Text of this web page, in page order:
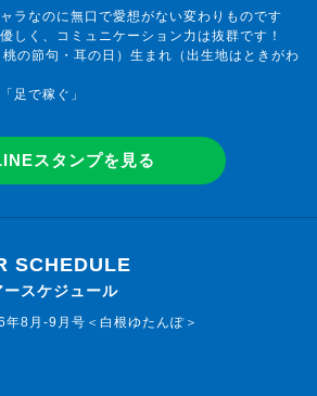
ラなのに無口で愛想がない変わりものです
しく、コミュニケーション力は抜群です！
の節句・耳の日）生まれ（出生地はときがわ
足で稼ぐ」
スタンプを見る
SCHEDULE
ースケジュール
年8月-9月号＜白根ゆたんぽ＞